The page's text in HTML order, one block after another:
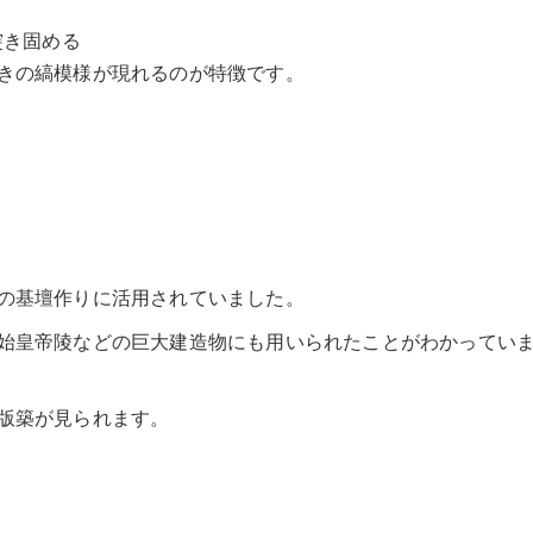
固める
縞模様が現れるのが特徴です。
壇作りに活用されていました。
帝陵などの巨大建造物にも用いられたことがわかってい
が見られます。